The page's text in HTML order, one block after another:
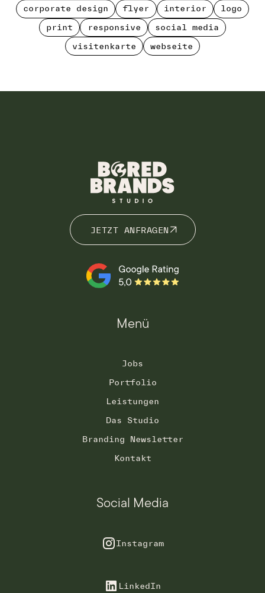
corporate design
corporate design
flyer
flyer
interior
interior
logo
logo
print
print
responsive
responsive
social media
social media
visitenkarte
visitenkarte
webseite
webseite
JETZT ANFRAGEN
Menü
Jobs
Portfolio
Leistungen
Das Studio
Branding Newsletter
Kontakt
Social Media
Instagram
LinkedIn